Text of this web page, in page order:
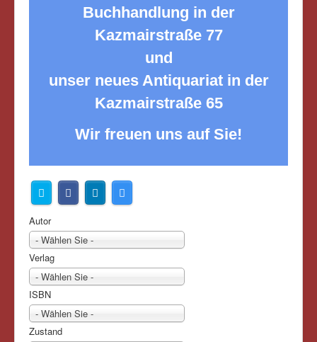
Buchhandlung in der
Kazmairstraße 77
und
unser neues Antiquariat in der
Kazmairstraße 65
Wir freuen uns auf Sie!
Autor
- Wählen Sie -
Verlag
- Wählen Sie -
ISBN
- Wählen Sie -
Zustand